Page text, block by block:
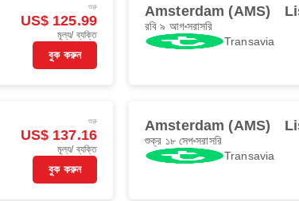
শুরু
US$ 125.99
মূল্য/ ব্যক্তি
বুক করুন
Amsterdam (AMS)
রবি ৯ আগসরাসরি
Transavia
শুরু
US$ 137.16
মূল্য/ ব্যক্তি
বুক করুন
Amsterdam (AMS)
শুক্র ১৮ সেপসরাসরি
Transavia